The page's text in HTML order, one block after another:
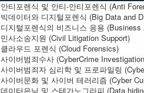
안티포렌식 및 안티-안티포렌식 (Anti
빅데이터와 디지털포렌식 (Big Data and
디지털포렌식의 비즈니스 응용
민사소송지원 (Civil Litigation Support)
클라우드 포렌식 (Cloud Forensics)
사이버범죄수사 (CyberCrime
사이버범죄자 심리학 및 프로파일링
사이버문화 및 사이버 테러리즘 (Cyber
데이터은닉 및 스테가노그라피 (Data